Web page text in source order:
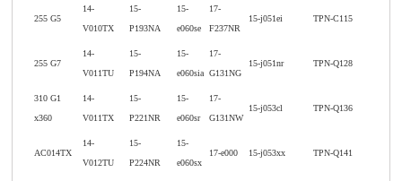
255 G5
14-
V010TX
15-
P193NA
15-
e060se
17-
F237NR
15-j051ei TPN-C115
255 G7
14-
V011TU
15-
P194NA
15-
e060sia
17-
G131NG
15-j051nr TPN-Q128
310 G1
x360
14-
V011TX
15-
P221NR
15-
e060sr
17-
G131NW
15-j053cl TPN-Q136
AC014TX
14-
V012TU
15-
P224NR
15-
e060sx
17-e000 15-j053xx TPN-Q141